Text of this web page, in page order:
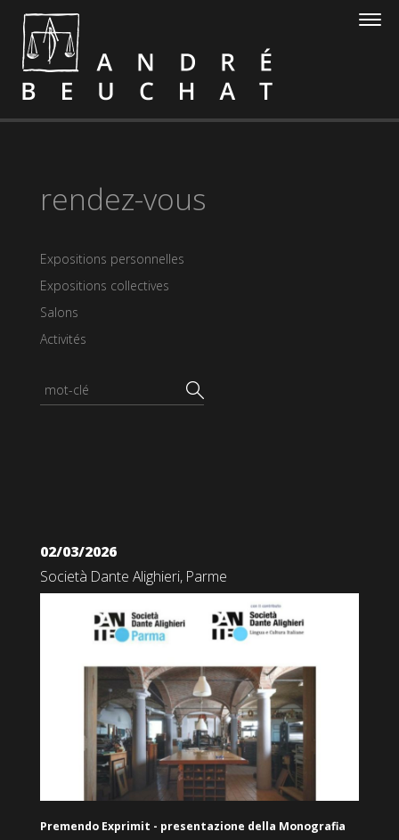
rendez-vous
Expositions personnelles
Expositions collectives
Salons
Activités
02/03/2026
Società Dante Alighieri, Parme
Premendo Exprimit - presentazione della Monografia